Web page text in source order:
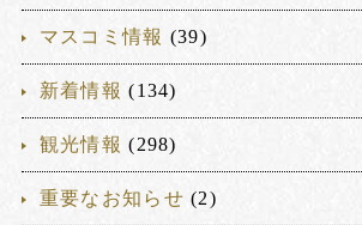
マスコミ情報 (39)
新着情報 (134)
観光情報 (298)
重要なお知らせ (2)